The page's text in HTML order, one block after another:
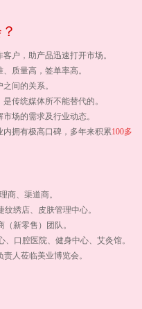
户，助产品迅速打开市场。
质量高，签单率高。
间的关系。
传统媒体所不能替代的。
场的需求及行业动态。
内拥有极高口碑，多年来积累100多
商、渠道商。
绣店、皮肤管理中心。
新零售）团队。
口腔医院、健身中心、艾灸馆。
人莅临美业博览会。